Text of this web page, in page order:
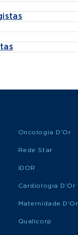
Oncologia D'Or
Rede Star
IDOR
Cardiologia D’Or
Maternidade D'Or
Qualicorp